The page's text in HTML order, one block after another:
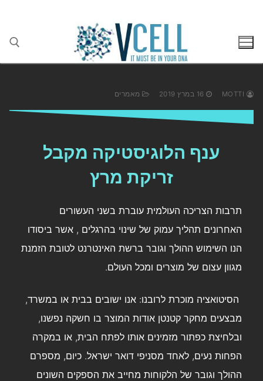
16 במרץ 2019 מאמרים
ענף הלוגיסטיקה מקבל
זריקת מרץ
תרבות הצריכה העולמית עוברת בשני העשורים
האחרונים תהליך עמוק של שינוי בהרגלים , אשר ביסודו
הנו השימוש ההולך וגובר ברשת האינטרנט לטובת הזמנת
מגוון עצום של מוצרים ומכל העולם.
הסיטואציה מוכרת לרובנו: אנו ישובים בבית או במשרד,
מבצעים מחקר קטנטן אודות המוצר בו חשקה נפשנו,
ובלחיצת כפתור מזמינים אותו לפתח הבית, או במקרה
הפחות נעים, לאחד מסניפי דואר ישראל. כיום, מספרם
ההולך וגובר של הלקוחות מחייב את הספקים השונים